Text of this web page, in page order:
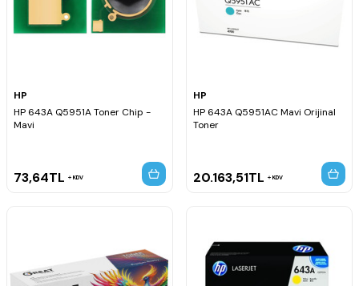
HP
HP 643A Q5951A Toner Chip -
Mavi
73,64TL KDV
HP
HP 643A Q5951AC Mavi Orijinal
Toner
20.163,51TL KDV